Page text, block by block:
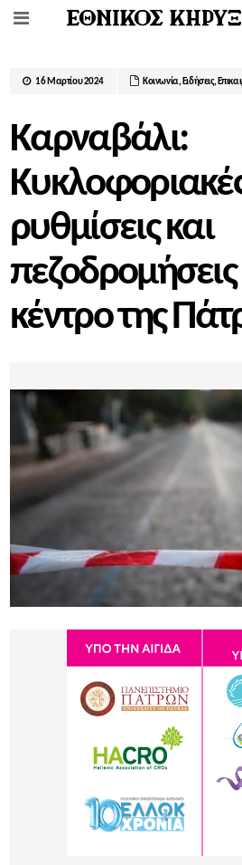
16 Μαρτίου 2024 Κοινωνία, Ειδήσεις,
Καρναβάλι:
ρυθμίσεις και
κέντρο της